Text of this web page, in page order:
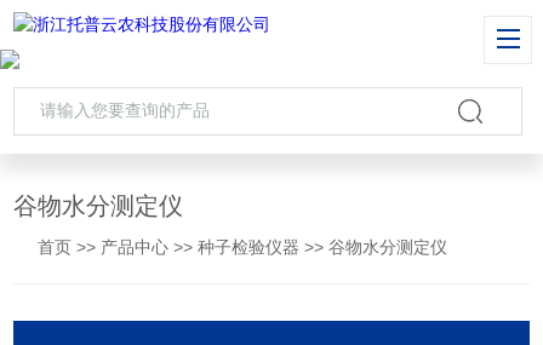
谷物水分测定仪
首页 >> 产品中心 >>种子检验仪器 >>谷物水分测定仪